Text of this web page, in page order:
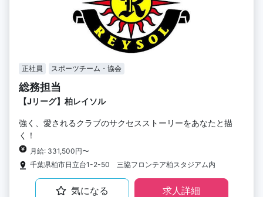
正社員 スポーツチーム・協会
総務担当
【Jリーグ】柏レイソル
強く、愛されるクラブのサクセスストーリーをあなたと描
く！
月給: 331,500円〜
千葉県柏市日立台1-2-50 三協フロンテア柏スタジアム内
気になる 求人詳細